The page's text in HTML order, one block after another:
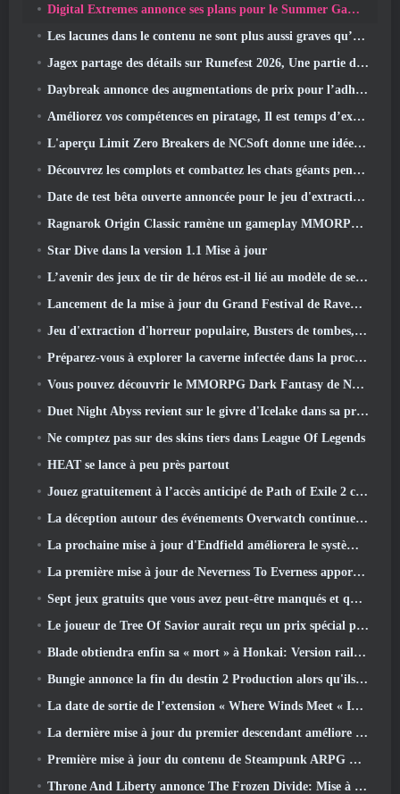
Digital Extremes annonce ses plans pour le Summer Game Fest
Les lacunes dans le contenu ne sont plus aussi graves qu’avant
Jagex partage des détails sur Runefest 2026, Une partie de la célébration du 25e anniversaire de RuneScape IP
Daybreak annonce des augmentations de prix pour l’adhésion VIP au Seigneur des Anneaux Online
Améliorez vos compétences en piratage, Il est temps d’explorer Night City dans Wuthering Waves
L'aperçu Limit Zero Breakers de NCSoft donne une idée de ce à quoi s'attendre du prochain test du prologue
Découvrez les complots et combattez les chats géants pendant votre temps libre dans la dernière mise à jour de Where Winds Meet
Date de test bêta ouverte annoncée pour le jeu d'extraction Dark Fantasy, Chasseur de Brume
Ragnarok Origin Classic ramène un gameplay MMORPG équitable et CBT ouvre ses portes en juin 4
Star Dive dans la version 1.1 Mise à jour
L’avenir des jeux de tir de héros est-il lié au modèle de service en direct F2P?
Lancement de la mise à jour du Grand Festival de Raven2, avec la nouvelle classe Warlord
Jeu d'extraction d'horreur populaire, Busters de tombes, Lancements en Occident
Préparez-vous à explorer la caverne infectée dans la prochaine mise à jour d'Eterspire
Vous pouvez découvrir le MMORPG Dark Fantasy de Nexon Embers Of The Uncrown pendant le Steam Next Fest
Duet Night Abyss revient sur le givre d'Icelake dans sa prochaine mise à jour Steampunk
Ne comptez pas sur des skins tiers dans League Of Legends
HEAT se lance à peu près partout
Jouez gratuitement à l’accès anticipé de Path of Exile 2 ce week-end
La déception autour des événements Overwatch continue 10 Année anniversaire
La prochaine mise à jour d'Endfield améliorera le système d'usine
La première mise à jour de Neverness To Everness apporte beaucoup à la table
Sept jeux gratuits que vous avez peut-être manqués et qui font partie du Steam Ocean Fest
Le joueur de Tree Of Savior aurait reçu un prix spécial pour avoir dépensé 100 000 $ dans le jeu
Blade obtiendra enfin sa « mort » à Honkai: Version rail étoile 4.3
Bungie annonce la fin du destin 2 Production alors qu'ils se préparent à travailler sur de nouveaux projets
La date de sortie de l’extension « Where Winds Meet « Imperial Palace » est annoncée
La dernière mise à jour du premier descendant améliore la boucle agricole et met à jour le mode Assaut
Première mise à jour du contenu de Steampunk ARPG Crystalfall pour répondre aux « préoccupations des joueurs clés »
Throne And Liberty annonce The Frozen Divide: Mise à jour Nix